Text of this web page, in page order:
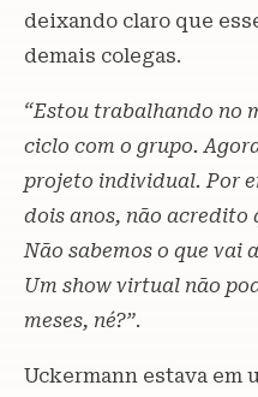
deixando claro que
demais colegas.
“Estou trabalhando no
ciclo com o grupo.
projeto individual. Por
dois anos, não acredito
Não sabemos o que vai
Um show virtual não
meses, né?”.
Uckermann estava em